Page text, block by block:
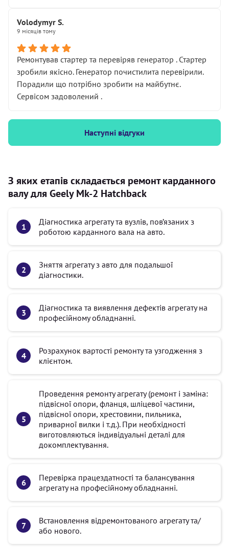
Volodymyr S.
9 місяців тому
Ремонтував стартер та перевіряв генератор . Стартер
зробили якісно. Генератор почистилита перевірили.
Порадили що потрібно зробити на майбутнє.
Сервісом задоволений .
Наступні відгуки
З яких етапів складається ремонт карданного
валу для Geely Mk-2 Hatchback
Діагностика агрегату та вузлів, пов’язаних з
роботою карданного вала на авто.
Зняття агрегату з авто для подальшої
діагностики.
Діагностика та виявлення дефектів агрегату на
професійному обладнанні.
Розрахунок вартості ремонту та узгодження з
клієнтом.
Проведення ремонту агрегату (ремонт і заміна:
підвісної опори, фланця, шліцевої частини,
підвісної опори, хрестовини, пильника,
приварної вилки і т.д.). При необхідності
виготовляються індивідуальні деталі для
докомплектування.
Перевірка працездатності та балансування
агрегату на професійному обладнанні.
Встановлення відремонтованого агрегату та/
або нового.